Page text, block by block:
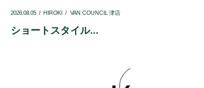
2026.08.05 HIROKI VAN COUNCIL 津店
ショートスタイル...